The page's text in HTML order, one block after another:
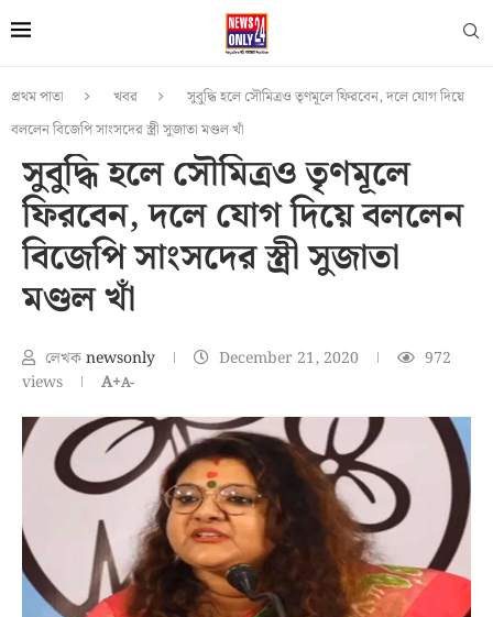
প্রথম পাতা খবর
সুবুদ্ধি হলে সৌমিত্রও তৃণমূলে ফিরবেন, দলে যোগ দিয়ে
বললেন বিজেপি সাংসদের স্ত্রী সুজাতা মণ্ডল খাঁ
সুবুদ্ধি হলে সৌমিত্রও তৃণমূলে
ফিরবেন, দলে যোগ দিয়ে বললেন
বিজেপি সাংসদের স্ত্রী সুজাতা
মণ্ডল খাঁ
লেখকnewsonly December 21, 2020
972
views
A+A-